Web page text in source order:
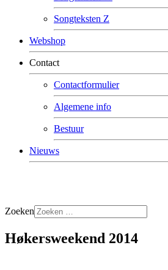
Songteksten Z
Webshop
Contact
Contactformulier
Algemene info
Bestuur
Nieuws
Zoeken
Høkersweekend 2014